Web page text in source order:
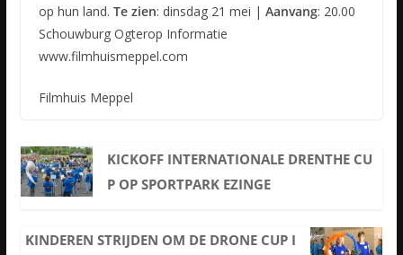
op hun land. Te zien: dinsdag 21 mei | Aanvang: 20.00
Schouwburg Ogterop Informatie
www.filmhuismeppel.com
Filmhuis Meppel
KICKOFF INTERNATIONALE DRENTHE CU
P OP SPORTPARK EZINGE
KINDEREN STRIJDEN OM DE DRONE CUP I